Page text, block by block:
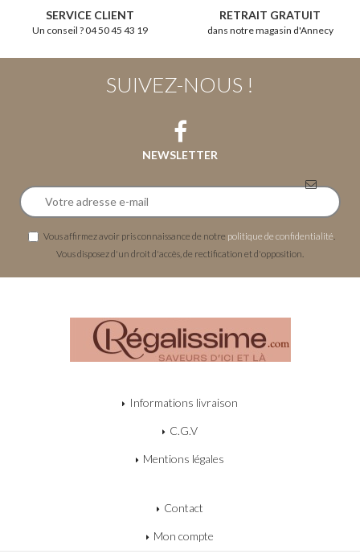
SERVICE CLIENT
Un conseil ? 04 50 45 43 19
RETRAIT GRATUIT
dans notre magasin d'Annecy
SUIVEZ-NOUS !
NEWSLETTER
Vous affirmez avoir pris connaissance de notre politique de confidentialité
Vous disposez d'un droit d'accès, de rectification et d'opposition.
Informations livraison
C.G.V
Mentions légales
Contact
Mon compte